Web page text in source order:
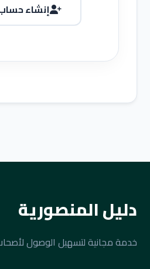
إنشاء
دليل المنصورية
خدمة مجانية لتسهيل الوصول